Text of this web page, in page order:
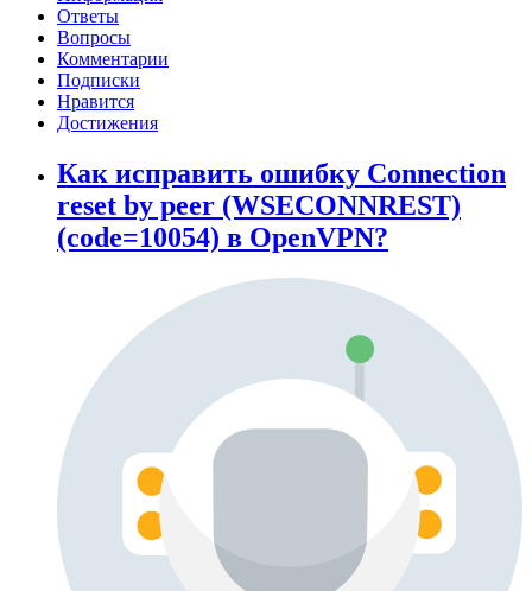
Ответы
Вопросы
Комментарии
Подписки
Нравится
Достижения
Как исправить ошибку Connection
reset by peer (WSECONNREST)
(code=10054) в OpenVPN?